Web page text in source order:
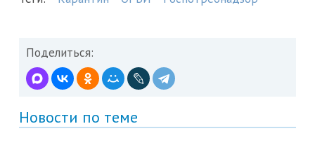
Поделиться:
Новости по теме